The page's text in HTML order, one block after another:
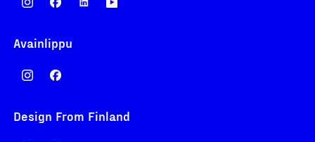
Avainlippu
Design From Finland